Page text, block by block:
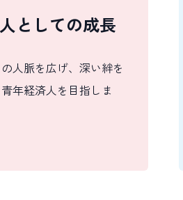
としての成長
人脈を広げ、深い絆を
年経済人を目指しま